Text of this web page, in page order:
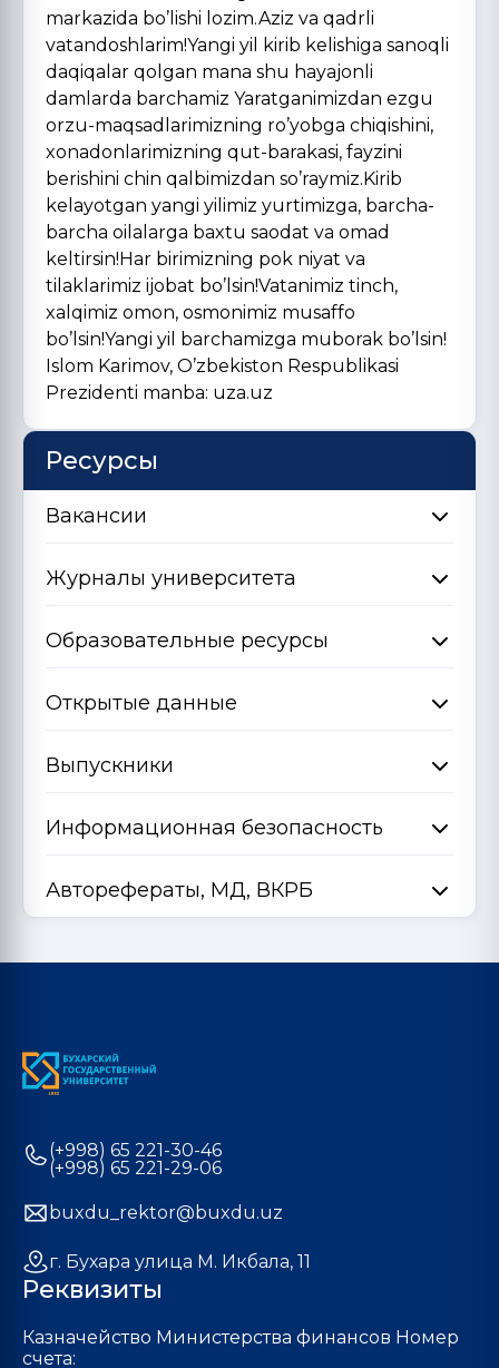
markazida bo’lishi lozim.Aziz va qadrli
vatandoshlarim!Yangi yil kirib kelishiga sanoqli
daqiqalar qolgan mana shu hayajonli
damlarda barchamiz Yaratganimizdan ezgu
orzu-maqsadlarimizning ro’yobga chiqishini,
xonadonlarimizning qut-barakasi, fayzini
berishini chin qalbimizdan so’raymiz.Kirib
kelayotgan yangi yilimiz yurtimizga, barcha-
barcha oilalarga baxtu saodat va omad
keltirsin!Har birimizning pok niyat va
tilaklarimiz ijobat bo’lsin!Vatanimiz tinch,
xalqimiz omon, osmonimiz musaffo
bo’lsin!Yangi yil barchamizga muborak bo’lsin!
Islom Karimov, O’zbekiston Respublikasi
Prezidenti manba: uza.uz
Ресурсы
Вакансии
Журналы университета
Образовательные ресурсы
Открытые данные
Выпускники
Информационная безопасность
Авторефераты, МД, ВКРБ
(+998) 65 221-30-46
(+998) 65 221-29-06
buxdu_rektor@buxdu.uz
г. Бухара улица М. Икбала, 11
Реквизиты
Казначейство Министерства финансов Номер
счета: